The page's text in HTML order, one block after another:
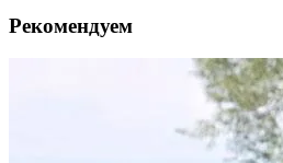
Рекомендуем